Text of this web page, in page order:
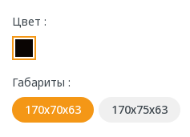
Цвет :
Габариты :
170х70х63
170х75х63